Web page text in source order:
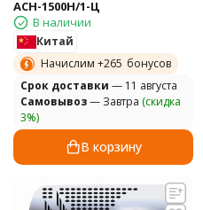
АСН-1500Н/1-Ц
В наличии
Китай
Начислим +265 бонусов
Cрок доставки — 11 августа
Самовывоз— Завтра (скидка
3%)
В корзину